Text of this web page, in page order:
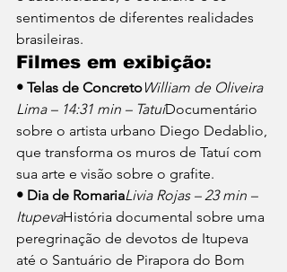
sentimentos de diferentes realidades
brasileiras.
Filmes em exibição:
• Telas de ConcretoWilliam de Oliveira
Lima – 14:31 min – TatuíDocumentário
sobre o artista urbano Diego Dedablio,
que transforma os muros de Tatuí com
sua arte e visão sobre o grafite.
• Dia de RomariaLivia Rojas – 23 min –
ItupevaHistória documental sobre uma
peregrinação de devotos de Itupeva
até o Santuário de Pirapora do Bom